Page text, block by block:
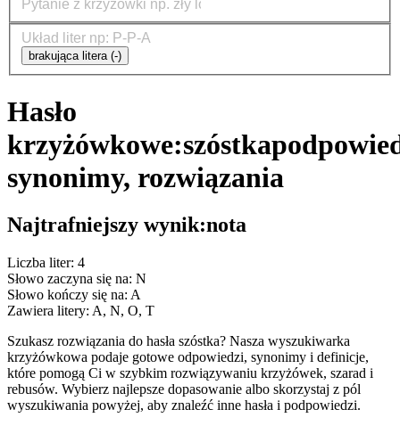
brakująca litera (-)
Hasło
krzyżówkowe:szóstka
synonimy, rozwiązania
Najtrafniejszy wynik:nota
Liczba liter: 4
Słowo zaczyna się na: N
Słowo kończy się na: A
Zawiera litery: A, N, O, T
Szukasz rozwiązania do hasła szóstka? Nasza wyszukiwarka
krzyżówkowa podaje gotowe odpowiedzi, synonimy i definicje,
które pomogą Ci w szybkim rozwiązywaniu krzyżówek, szarad i
rebusów. Wybierz najlepsze dopasowanie albo skorzystaj z pól
wyszukiwania powyżej, aby znaleźć inne hasła i podpowiedzi.